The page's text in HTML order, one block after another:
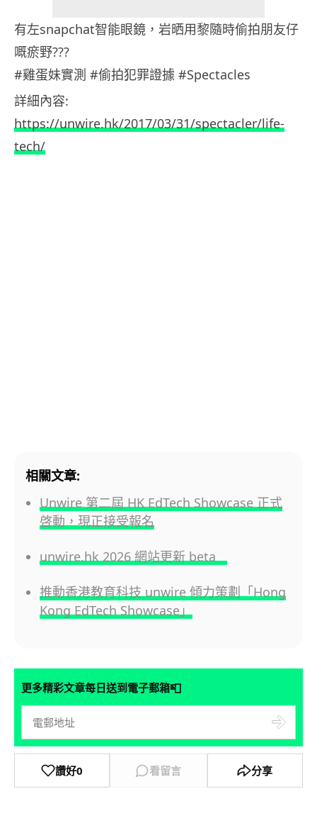
有左snapchat智能眼鏡，岩晒用黎隨時偷拍朋友仔
嘅瘀野???
#雞蛋妹實測 #偷拍犯罪證據 #Spectacles
詳細內容:
https://unwire.hk/2017/03/31/spectacler/life-
tech/
相關文章:
Unwire 第二屆 HK EdTech Showcase 正式
啓動，現正接受報名
unwire.hk 2026 網站更新 beta
推動香港教育科技 unwire 傾力策劃「Hong
Kong EdTech Showcase」
更多精彩文章每日送到電子郵箱📮
讚好0 看留言 分享